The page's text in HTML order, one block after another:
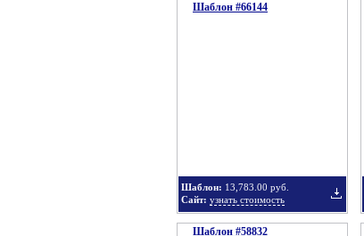
Шаблон #66144
Шаблон: 13,783.00 руб.
Сайт: узнать стоимость
Шаблон #58832